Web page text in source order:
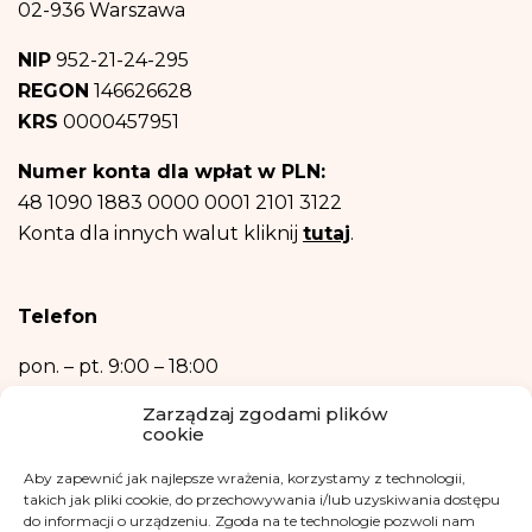
Zarządzaj zgodami plików
cookie
Aby zapewnić jak najlepsze wrażenia, korzystamy z technologii,
takich jak pliki cookie, do przechowywania i/lub uzyskiwania dostępu
do informacji o urządzeniu. Zgoda na te technologie pozwoli nam
podmioty uprawnione do uzyskania informacji na podstawie przepisów prawa.
sprzeciwu – rezygnacji z newslettera
Następnie – w niezbędnym zakresie, do realizacji celów wymienionych w
punktach b) oraz c) powyżej.
Posiadasz prawo dostępu do treści swoich danych oraz prawo ich
sprostowania, usunięcia, ograniczenia przetwarzania, prawo do przenoszenia
danych, prawo wniesienia sprzeciwu, prawo do przenoszenia danych.
Ochrony Danych Osobowych, w razie uznania, iż przetwarzanie danych
Podanie danych osobowych jest niezbędne do zrealizowania ww. celów.
również w formie profilowania.
02-936 Warszawa
NIP 952-21-24-295
REGON 146626628
KRS 0000457951
Numer konta dla wpłat w PLN:
48 1090 1883 0000 0001 2101 3122
Konta dla innych walut kliknij tutaj.
Telefon
pon. – pt. 9:00 – 18:00
Kontakt mailowy
kontakt@fundacjakasisi.pl